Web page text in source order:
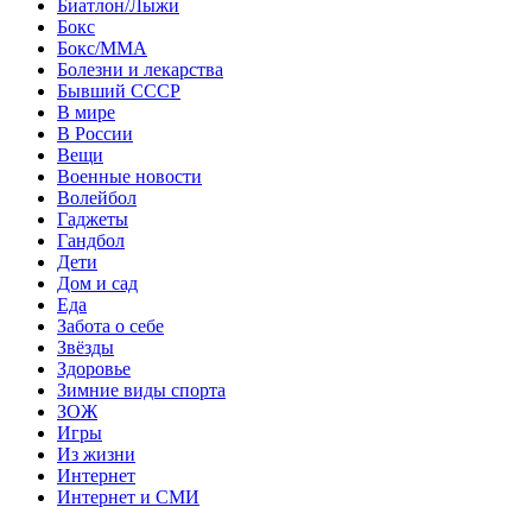
Биатлон/Лыжи
Бокс
Бокс/MMA
Болезни и лекарства
Бывший СССР
В мире
В России
Вещи
Военные новости
Волейбол
Гаджеты
Гандбол
Дети
Дом и сад
Еда
Забота о себе
Звёзды
Здоровье
Зимние виды спорта
ЗОЖ
Игры
Из жизни
Интернет
Интернет и СМИ